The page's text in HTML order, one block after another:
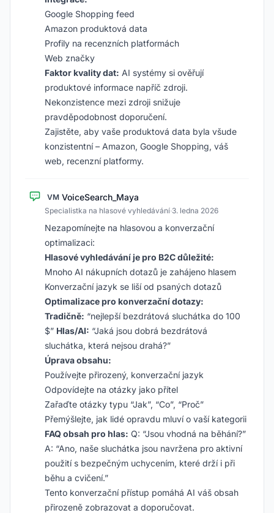
Google Shopping feed
Amazon produktová data
Profily na recenzních platformách
Web značky
Faktor kvality dat: AI systémy si ověřují
produktové informace napříč zdroji.
Nekonzistence mezi zdroji snižuje
pravděpodobnost doporučení.
Zajistěte, aby vaše produktová data byla všude
konzistentní – Amazon, Google Shopping, váš
web, recenzní platformy.
VM VoiceSearch_Maya
Specialistka na hlasové vyhledávání·3. ledna 2026
Nezapomínejte na hlasovou a konverzační
optimalizaci:
Hlasové vyhledávání je pro B2C důležité:
Mnoho AI nákupních dotazů je zahájeno hlasem
Konverzační jazyk se liší od psaných dotazů
Optimalizace pro konverzační dotazy:
Tradičně: “nejlepší bezdrátová sluchátka do 100
$” Hlas/AI: “Jaká jsou dobrá bezdrátová
sluchátka, která nejsou drahá?”
Úprava obsahu:
Používejte přirozený, konverzační jazyk
Odpovídejte na otázky jako přítel
Zařaďte otázky typu “Jak”, “Co”, “Proč”
Přemýšlejte, jak lidé opravdu mluví o vaší kategorii
FAQ obsah pro hlas: Q: “Jsou vhodná na běhání?”
A: “Ano, naše sluchátka jsou navržena pro aktivní
použití s bezpečným uchycením, které drží i při
běhu a cvičení.”
Tento konverzační přístup pomáhá AI váš obsah
přirozeně zobrazovat a doporučovat.